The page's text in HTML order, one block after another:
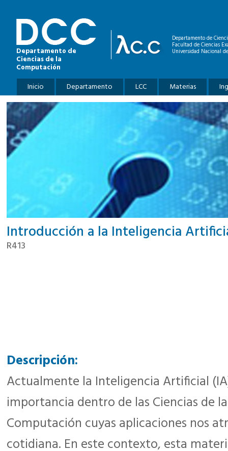
Departamento de
Ciencias de la
Computación
Departamento de
Facultad de Ciencias
Universidad Nacional
Menú principal
Inicio Departamento LCC Materias
Introducción a la Inteligencia
R413
Descripción:
Actualmente la Inteligencia Artificial
importancia dentro de las Ciencias de la
Computación cuyas aplicaciones nos
cotidiana. En este contexto, esta